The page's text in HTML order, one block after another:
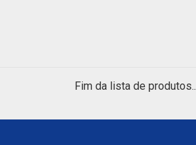
Fim da lista de produtos..